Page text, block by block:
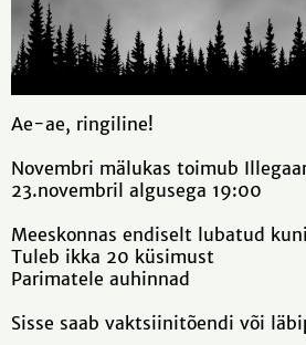
Ae-ae, ringiline!
Novembri mälukas toimub
23.novembril algusega 19:00
Meeskonnas endiselt lubatud
Tuleb ikka 20 küsimust
Parimatele auhinnad
Sisse saab vaktsiinitõendi või